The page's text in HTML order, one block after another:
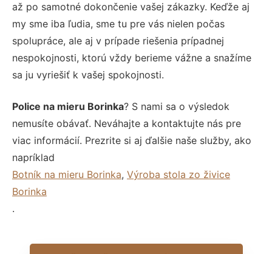
až po samotné dokončenie vašej zákazky. Keďže aj
my sme iba ľudia, sme tu pre vás nielen počas
spolupráce, ale aj v prípade riešenia prípadnej
nespokojnosti, ktorú vždy berieme vážne a snažíme
sa ju vyriešiť k vašej spokojnosti.
Police na mieru Borinka? S nami sa o výsledok
nemusíte obávať. Neváhajte a kontaktujte nás pre
viac informácií. Prezrite si aj ďalšie naše služby, ako
napríklad
Botník na mieru Borinka, Výroba stola zo živice
Borinka
.